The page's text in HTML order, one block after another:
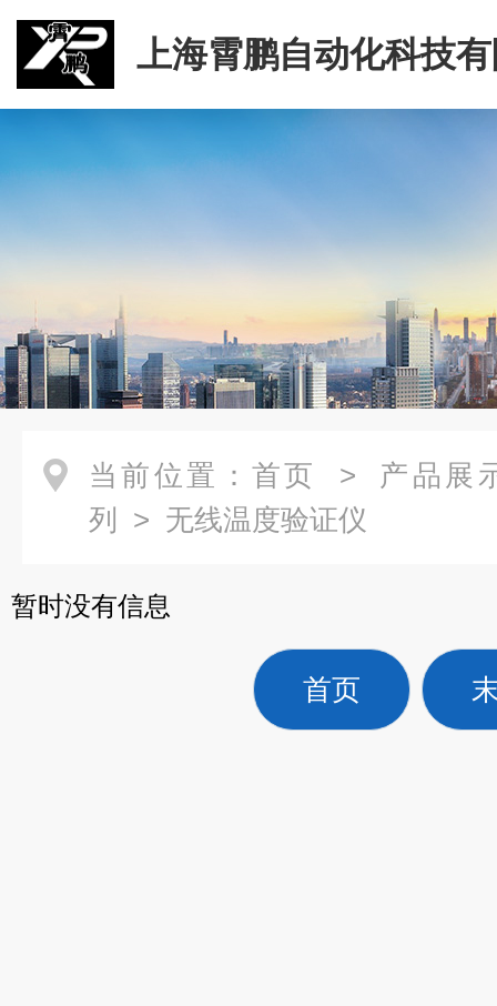
上海霄鹏自动化科技
当前位置： 首页 > 产品展
列
> 无线温度验证仪
暂时没有信息
首页